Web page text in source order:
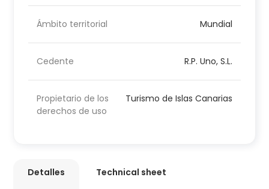
Ámbito territorial Mundial
Cedente R.P. Uno, S.L.
Propietario de los
derechos de uso
Turismo de Islas Canarias
Detalles Technical sheet